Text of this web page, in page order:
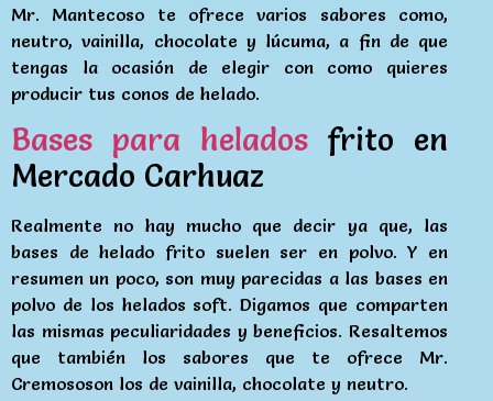
Mr. Mantecoso te ofrece varios sabores como,
neutro, vainilla, chocolate y lúcuma, a fin de que
tengas la ocasión de elegir con como quieres
producir tus conos de helado.
Bases para heladosfrito en
Mercado Carhuaz
Realmente no hay mucho que decir ya que, las
bases de helado frito suelen ser en polvo. Y en
resumen un poco, son muy parecidas a las bases en
polvo de los helados soft. Digamos que comparten
las mismas peculiaridades y beneficios. Resaltemos
que también los sabores que te ofrece Mr.
Cremososon los de vainilla, chocolate y neutro.